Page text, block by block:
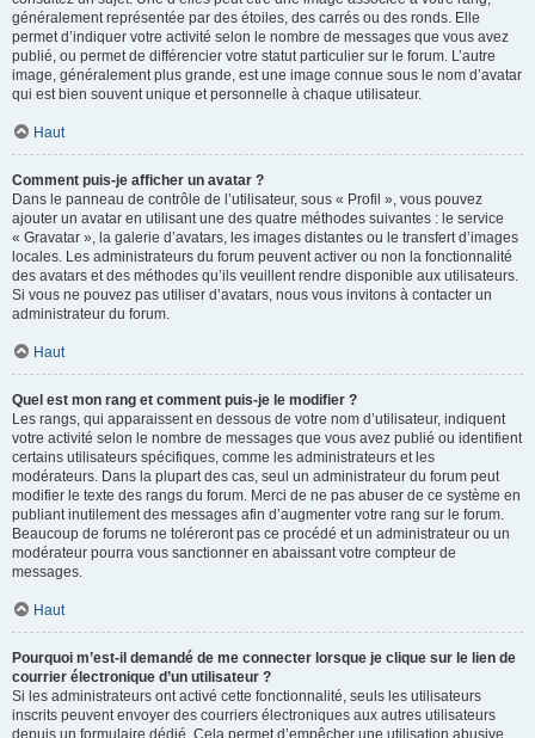
généralement représentée par des étoiles, des carrés ou des ronds. Elle
permet d’indiquer votre activité selon le nombre de messages que vous avez
publié, ou permet de différencier votre statut particulier sur le forum. L’autre
image, généralement plus grande, est une image connue sous le nom d’avatar
qui est bien souvent unique et personnelle à chaque utilisateur.
Haut
Comment puis-je afficher un avatar ?
Dans le panneau de contrôle de l’utilisateur, sous « Profil », vous pouvez
ajouter un avatar en utilisant une des quatre méthodes suivantes : le service
« Gravatar », la galerie d’avatars, les images distantes ou le transfert d’images
locales. Les administrateurs du forum peuvent activer ou non la fonctionnalité
des avatars et des méthodes qu’ils veuillent rendre disponible aux utilisateurs.
Si vous ne pouvez pas utiliser d’avatars, nous vous invitons à contacter un
administrateur du forum.
Haut
Quel est mon rang et comment puis-je le modifier ?
Les rangs, qui apparaissent en dessous de votre nom d’utilisateur, indiquent
votre activité selon le nombre de messages que vous avez publié ou identifient
certains utilisateurs spécifiques, comme les administrateurs et les
modérateurs. Dans la plupart des cas, seul un administrateur du forum peut
modifier le texte des rangs du forum. Merci de ne pas abuser de ce système en
publiant inutilement des messages afin d’augmenter votre rang sur le forum.
Beaucoup de forums ne toléreront pas ce procédé et un administrateur ou un
modérateur pourra vous sanctionner en abaissant votre compteur de
messages.
Haut
Pourquoi m’est-il demandé de me connecter lorsque je clique sur le lien de
courrier électronique d’un utilisateur ?
Si les administrateurs ont activé cette fonctionnalité, seuls les utilisateurs
inscrits peuvent envoyer des courriers électroniques aux autres utilisateurs
depuis un formulaire dédié. Cela permet d’empêcher une utilisation abusive